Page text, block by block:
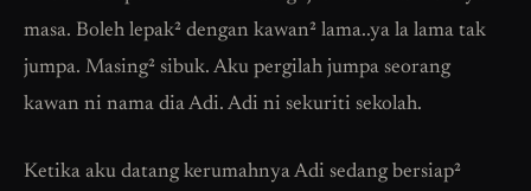
masa. Boleh lepak² dengan kawan² lama..ya la lama tak
jumpa. Masing² sibuk. Aku pergilah jumpa seorang
kawan ni nama dia Adi. Adi ni sekuriti sekolah.
Ketika aku datang kerumahnya Adi sedang bersiap²